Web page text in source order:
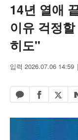
14년 열애
이유 걱정
히도"
입력 2026.07.06 14:59
카카오톡 공유하기
페이스북
엑스